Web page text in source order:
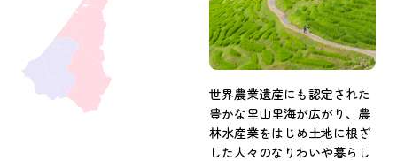
世界農業遺産にも認定された
豊かな里山里海が広がり、農
林水産業をはじめ土地に根ざ
した人々のなりわいや暮らし